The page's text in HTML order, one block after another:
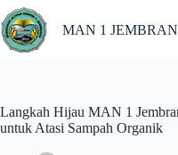
MAN 1
Langkah Hijau MAN 1
untuk Atasi Sampah Organik